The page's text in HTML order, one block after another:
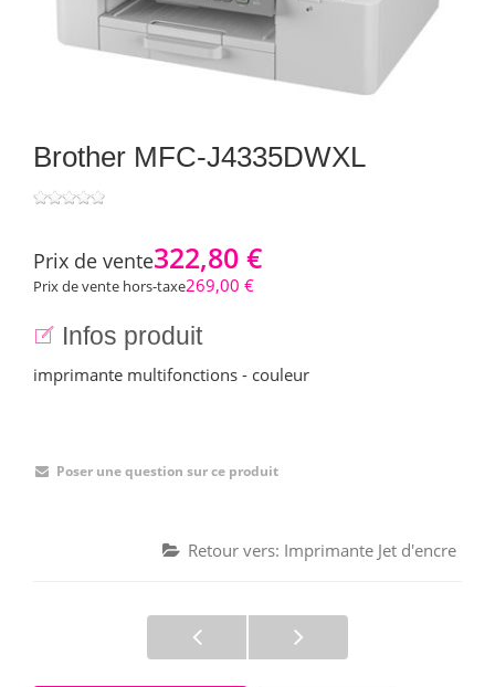
Brother MFC-J4335DWXL
Prix ​​de vente322,80 €
Prix de vente hors-taxe269,00 €
Infos produit
imprimante multifonctions - couleur
Poser une question sur ce produit
Retour vers: Imprimante Jet d'encre